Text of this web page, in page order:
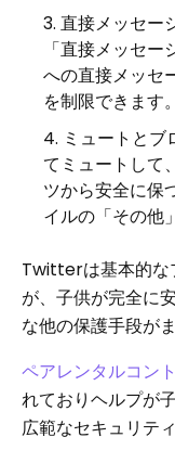
直接メッセー
「直接メッセ
への直接メッセ
を制限できます。
ミュートと
てミュートして
ツから安全に保
イルの「その他
Twitterは基本的な
が、子供が完全に
な他の保護手段が
ペアレンタルコン
れておりヘルプが
広範なセキュリテ